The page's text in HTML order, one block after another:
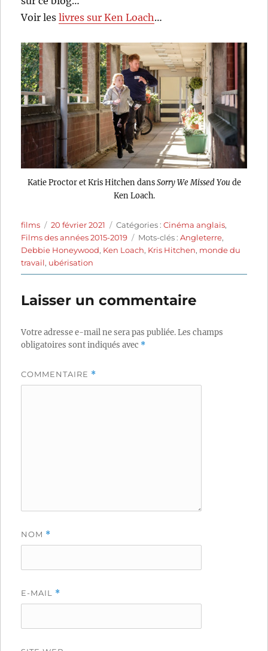
Voir leslivres sur Ken Loach…
Katie Proctor et Kris Hitchen dansSorry We Missed You de
Ken Loach.
Auteur
films
Publié
le
20 février 2021 Catégories
Catégories :Cinéma anglais,
Films des années 2015-2019
Étiquettes
Mots-clés :Angleterre,
Debbie Honeywood, Ken Loach, Kris Hitchen, monde du
travail, ubérisation
Laisser un commentaire
Votre adresse e-mail ne sera pas publiée.Les champs
obligatoires sont indiqués avec *
COMMENTAIRE *
NOM *
E-MAIL *